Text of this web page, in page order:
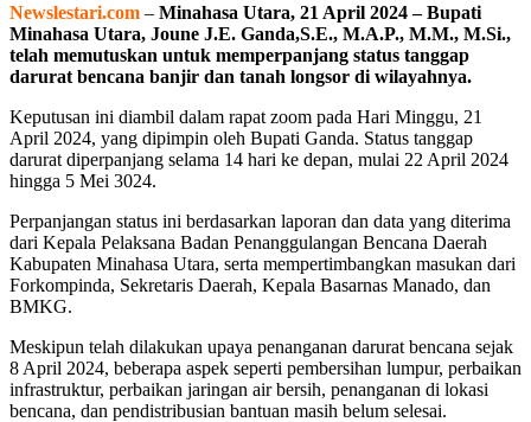
Newslestari.com – Minahasa Utara, 21 April 2024 – Bupati
Minahasa Utara, Joune J.E. Ganda,S.E., M.A.P., M.M., M.Si.,
telah memutuskan untuk memperpanjang status tanggap
darurat bencana banjir dan tanah longsor di wilayahnya.
Keputusan ini diambil dalam rapat zoom pada Hari Minggu, 21
April 2024, yang dipimpin oleh Bupati Ganda. Status tanggap
darurat diperpanjang selama 14 hari ke depan, mulai 22 April 2024
hingga 5 Mei 3024.
Perpanjangan status ini berdasarkan laporan dan data yang diterima
dari Kepala Pelaksana Badan Penanggulangan Bencana Daerah
Kabupaten Minahasa Utara, serta mempertimbangkan masukan dari
Forkompinda, Sekretaris Daerah, Kepala Basarnas Manado, dan
BMKG.
Meskipun telah dilakukan upaya penanganan darurat bencana sejak
8 April 2024, beberapa aspek seperti pembersihan lumpur, perbaikan
infrastruktur, perbaikan jaringan air bersih, penanganan di lokasi
bencana, dan pendistribusian bantuan masih belum selesai.